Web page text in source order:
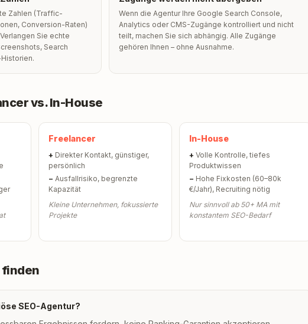
Zahlen (Traffic-
Conversion-Raten)
Sie echte
Search
Wenn die Agentur Ihre Google Search Console,
Analytics oder CMS-Zugänge kontrolliert und nicht
teilt, machen Sie sich abhängig. Alle Zugänge
gehören Ihnen – ohne Ausnahme.
vs. In-House
Freelancer
+ Direkter Kontakt, günstiger,
persönlich
− Ausfallrisiko, begrenzte
Kapazität
Kleine Unternehmen, fokussierte
Projekte
In-House
+ Volle Kontrolle, tiefes
Produktwissen
− Hohe Fixkosten (60–80k
€/Jahr), Recruiting nötig
Nur sinnvoll ab 50+ MA mit
konstantem SEO-Bedarf
finden
SEO-Agentur?